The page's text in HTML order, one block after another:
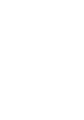
（第一批）
年重庆市新识别纳入监
除医保定点协议医药机
雨，重庆地址挂靠触发
响应14个区县部分乡镇
产品质量安全中心以
监管局开展零食店食品
态蓝”守护巴山渝水生